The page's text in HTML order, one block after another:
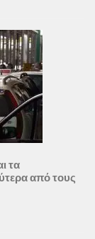
τα
από τους